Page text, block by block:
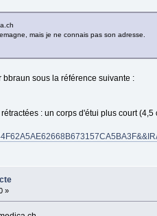
mais je ne connais pas son adresse.
sous la référence suivante :
: un corps d'étui plus court
»